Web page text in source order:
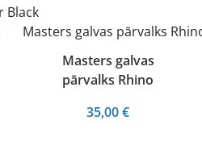
Masters galvas
pārvalks Rhino
35,00€